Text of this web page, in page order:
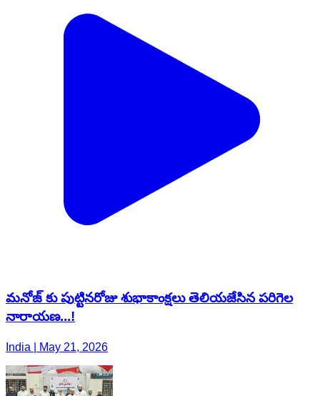
మనోజ్ కు పుట్టినరోజు శుభాకాంక్షలు తెలియజేసిన పరిగెల
నారాయణ...!
India | May 21, 2026